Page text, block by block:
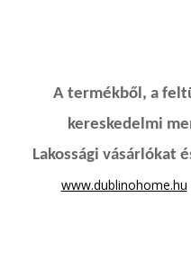
A termékből, a
kereskedelmi
Lakossági vásárlókat
www.dublinohome.hu